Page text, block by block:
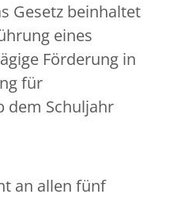
Gesetz beinhaltet
eines
Förderung in
für
dem Schuljahr
an allen fünf